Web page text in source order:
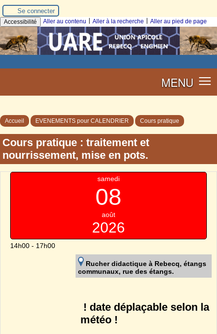
Se connecter
Accessibilité Aller au contenu Aller à la recherche Aller au pied de page
MENU
Accueil EVENEMENTS pour CALENDRIER Cours pratique
Cours pratique : traitement et
nourrissement, mise en pots.
samedi
08
août
2026
14h00 - 17h00
Rucher didactique à Rebecq, étangs
communaux, rue des étangs.
! date déplaçable selon la
météo !